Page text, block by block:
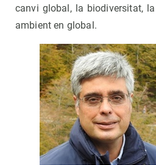
canvi global, la biodiversitat,
ambient en global.